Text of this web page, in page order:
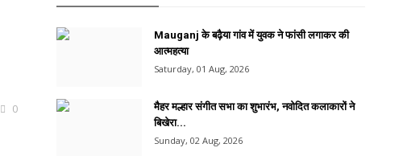
0
Mauganj के बढ़ैया गांव में युवक ने फांसी लगाकर की
आत्महत्या
Saturday, 01 Aug, 2026
मैहर मल्हार संगीत सभा का शुभारंभ, नवोदित कलाकारों ने
बिखेरा...
Sunday, 02 Aug, 2026